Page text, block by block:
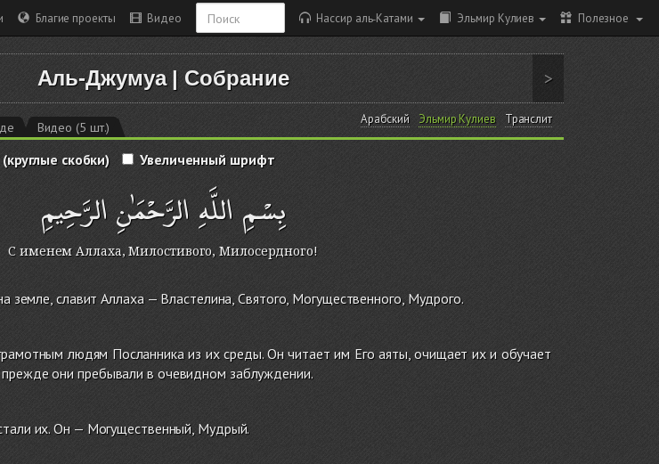
Благие проекты Видео Нассир аль-Катами Эльмир Кулиев Полезное
Аль-Джумуа| Собрание >
Видео (5 шт.)
Арабский Эльмир Кулиев Транслит
скобки) Увеличенный шрифт
بِسْمِ اللَّهِ الرَّحْمَٰنِ الرَّحِيمِ
С именем Аллаха, Милостивого, Милосердного!
земле, славит Аллаха — Властелина, Святого, Могущественного, Мудрого.
людям Посланника из их среды. Он читает им Его аяты, очищает их и обучает
они пребывали в очевидном заблуждении.
их. Он — Могущественный, Мудрый.